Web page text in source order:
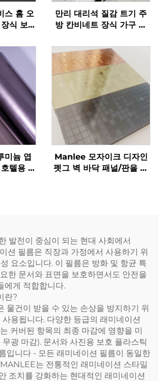
스 홈 오
식 보호
시트
만리 대리석 질감 트기 주
방 칸비네트 장식 가구 필
미늄 엽
텔용 장
Manlee 모자이크 디자인
펫그 벽 바닥 패널/판을 위
발전이 중심이 되는 현대 사회에서
션 필름은 직장과 가정에서 사용하기 위
요소입니다. 이 필름은 방화 및 항균 특
한 문서와 표면을 보호하면서도 안전을
에게 적합합니다.
란?
물건이 받을 수 있는 손상을 방지하기 위
용됩니다. 다양한 등급의 래미네이션
커버된 항목의 최종 마감에 영향을 미
광 마감). 문서와 사진용 보호 플라스틱
입니다 - 모든 래미네이션 필름이 동일한
는 전통적인 래미네이션 스타일
조치를 강화하는 현대적인 래미네이션